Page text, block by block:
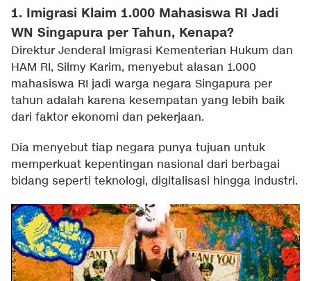
1. Imigrasi Klaim 1.000 Mahasiswa RI Jadi
WN Singapura per Tahun, Kenapa?
Direktur Jenderal Imigrasi Kementerian Hukum dan
HAM RI, Silmy Karim, menyebut alasan 1.000
mahasiswa RI jadi warga negara Singapura per
tahun adalah karena kesempatan yang lebih baik
dari faktor ekonomi dan pekerjaan.
Dia menyebut tiap negara punya tujuan untuk
memperkuat kepentingan nasional dari berbagai
bidang seperti teknologi, digitalisasi hingga industri.